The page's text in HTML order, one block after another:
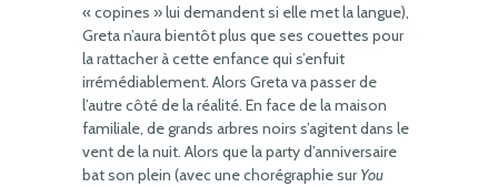
« copines » lui demandent si elle met la langue),
Greta n’aura bientôt plus que ses couettes pour
la rattacher à cette enfance qui s’enfuit
irrémédiablement. Alors Greta va passer de
l’autre côté de la réalité. En face de la maison
familiale, de grands arbres noirs s’agitent dans le
vent de la nuit. Alors que la party d’anniversaire
bat son plein (avec une chorégraphie surYou